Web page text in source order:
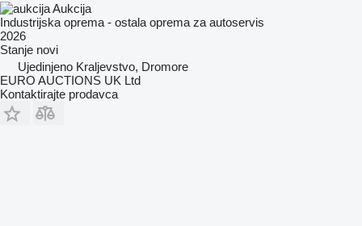
Aukcija
Industrijska oprema - ostala oprema za autoservis
2026
Stanje novi
Ujedinjeno Kraljevstvo, Dromore
EURO AUCTIONS UK Ltd
Kontaktirajte prodavca